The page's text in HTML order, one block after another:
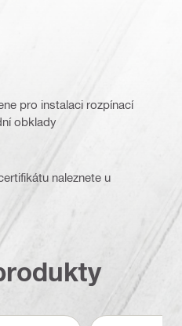
pro instalaci rozpínací
obklady
naleznete u